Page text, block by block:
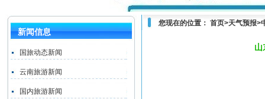
新闻信息
国旅动态新闻
云南旅游新闻
国内旅游新闻
您现在的位置： 首页>天气预报>
山